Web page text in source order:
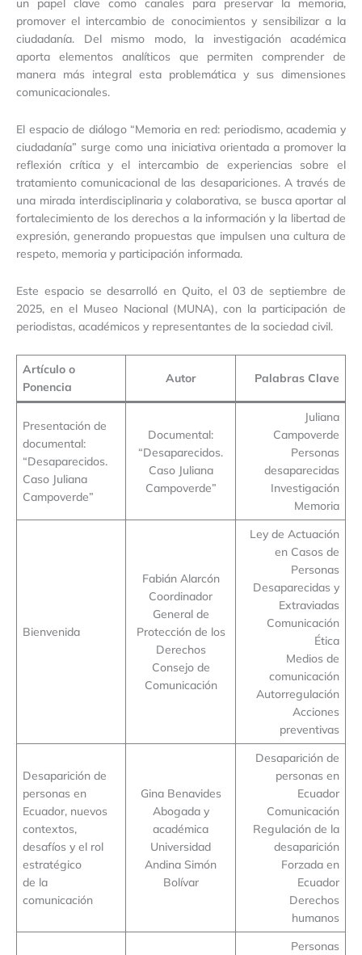
un papel clave como canales para preservar la memoria,
promover el intercambio de conocimientos y sensibilizar a la
ciudadanía. Del mismo modo, la investigación académica
aporta elementos analíticos que permiten comprender de
manera más integral esta problemática y sus dimensiones
comunicacionales.
El espacio de diálogo “Memoria en red: periodismo, academia y
ciudadanía” surge como una iniciativa orientada a promover la
reflexión crítica y el intercambio de experiencias sobre el
tratamiento comunicacional de las desapariciones. A través de
una mirada interdisciplinaria y colaborativa, se busca aportar al
fortalecimiento de los derechos a la información y la libertad de
expresión, generando propuestas que impulsen una cultura de
respeto, memoria y participación informada.
Este espacio se desarrolló en Quito, el 03 de septiembre de
2025, en el Museo Nacional (MUNA), con la participación de
periodistas, académicos y representantes de la sociedad civil.
Artículo o
Ponencia
Autor Palabras Clave
Presentación de
documental:
“Desaparecidos.
Caso Juliana
Campoverde”
Documental:
“Desaparecidos.
Caso Juliana
Campoverde”
Juliana
Campoverde
Personas
desaparecidas
Investigación
Memoria
Bienvenida
Fabián Alarcón
Coordinador
General de
Protección de los
Derechos
Consejo de
Comunicación
Ley de Actuación
en Casos de
Personas
Desaparecidas y
Extraviadas
Comunicación
Ética
Medios de
comunicación
Autorregulación
Acciones
preventivas
Desaparición de
personas en
Ecuador, nuevos
contextos,
desafíos y el rol
estratégico
de la
comunicación
Gina Benavides
Abogada y
académica
Universidad
Andina Simón
Bolívar
Desaparición de
personas en
Ecuador
Comunicación
Regulación de la
desaparición
Forzada en
Ecuador
Derechos
humanos
Personas